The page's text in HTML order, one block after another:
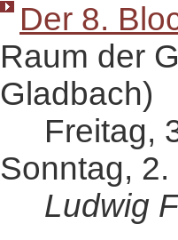
Der 8.
Raum der
Gladbach)
Freitag,
Sonntag,
Ludwig